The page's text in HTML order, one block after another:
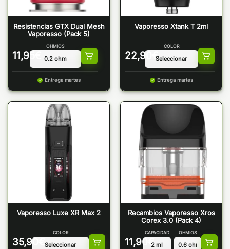
Resistencias GTX Dual Mesh
Vaporesso (Pack 5)
11,95
OHMIOS
Entrega martes
Vaporesso Xtank T 2ml
22,90 €
COLOR
Entrega martes
Vaporesso Luxe XR Max 2
35,90
COLOR
Recambios Vaporesso Xros
Corex 3.0 (Pack 4)
11,90 €
CAPACIDAD OHMIOS